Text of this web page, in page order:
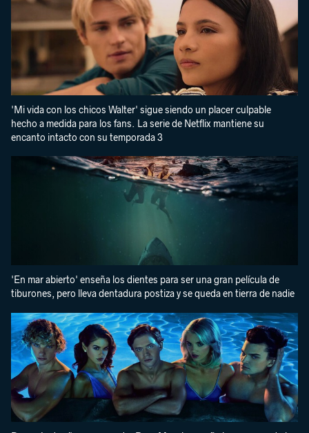
'Mi vida con los chicos Walter' sigue siendo un placer culpable
hecho a medida para los fans. La serie de Netflix mantiene su
encanto intacto con su temporada 3
'En mar abierto' enseña los dientes para ser una gran película de
tiburones, pero lleva dentadura postiza y se queda en tierra de nadie